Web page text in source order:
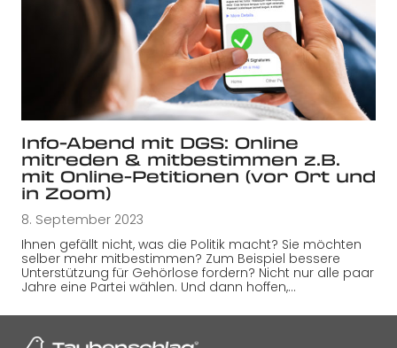
Info-Abend mit DGS: Online
mitreden & mitbestimmen z.B.
mit Online-Petitionen (vor Ort und
in Zoom)
8. September 2023
Ihnen gefällt nicht, was die Politik macht? Sie möchten
selber mehr mitbestimmen? Zum Beispiel bessere
Unterstützung für Gehörlose fordern? Nicht nur alle paar
Jahre eine Partei wählen. Und dann hoffen,…